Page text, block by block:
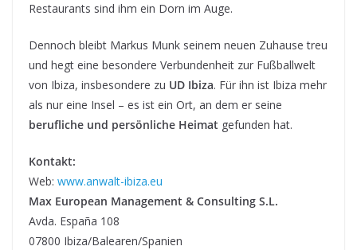
Restaurants sind ihm ein Dorn im Auge.
Dennoch bleibt Markus Munk seinem neuen Zuhause treu
und hegt eine besondere Verbundenheit zur Fußballwelt
von Ibiza, insbesondere zu UD Ibiza. Für ihn ist Ibiza mehr
als nur eine Insel – es ist ein Ort, an dem er seine
berufliche und persönliche Heimat gefunden hat.
Kontakt:
Web: www.anwalt-ibiza.eu
Max European Management & Consulting S.L.
Avda. España 108
07800 Ibiza/Balearen/Spanien